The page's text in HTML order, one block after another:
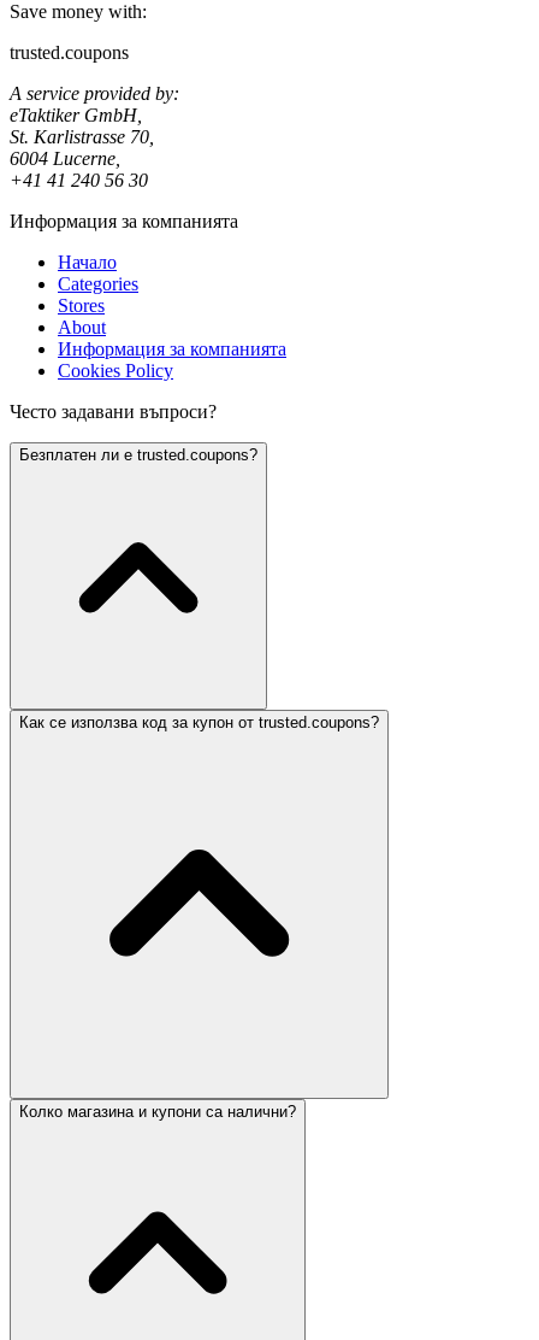
Save money with:
trusted.coupons
A service provided by:
eTaktiker GmbH,
St. Karlistrasse 70,
6004 Lucerne,
+41 41 240 56 30
Информация за компанията
Начало
Categories
Stores
About
Информация за компанията
Cookies Policy
Често задавани въпроси?
Безплатен ли е trusted.coupons?
Как се използва код за купон от trusted.coupons?
Колко магазина и купони са налични?